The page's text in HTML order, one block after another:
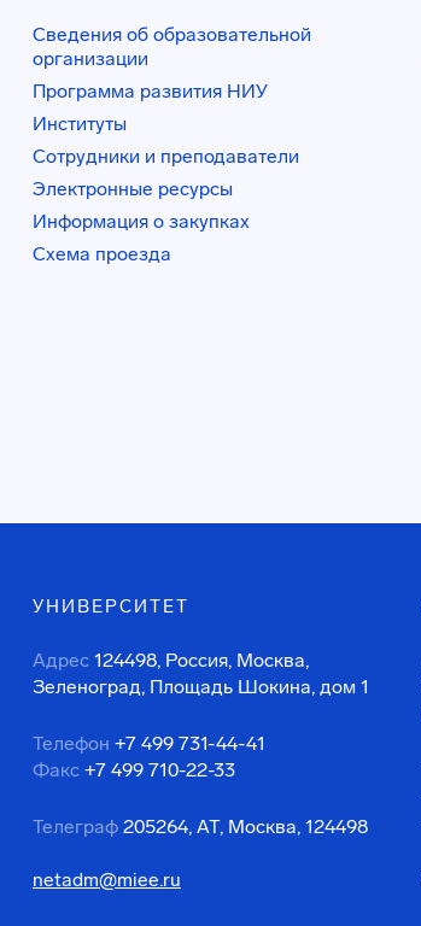
Сведения об образовательной
организации
Программа развития НИУ
Институты
Сотрудники и преподаватели
Электронные ресурсы
Информация о закупках
Схема проезда
УНИВЕРСИТЕТ
Адрес 124498, Россия, Москва,
Зеленоград, Площадь Шокина, дом 1
Телефон +7 499 731-44-41
Факс +7 499 710-22-33
Телеграф 205264, АТ, Москва, 124498
netadm@miee.ru